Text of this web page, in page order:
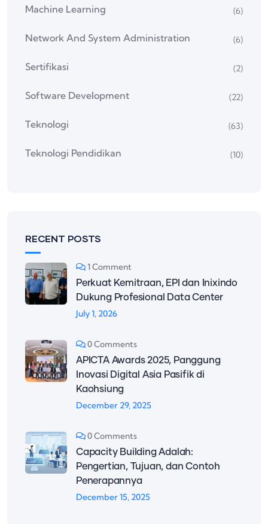
Machine Learning (6)
Network And System Administration (6)
Sertifikasi (2)
Software Development (22)
Teknologi (63)
Teknologi Pendidikan (10)
RECENT POSTS
1 Comment
Perkuat Kemitraan, EPI dan Inixindo
Dukung Profesional Data Center
July 1, 2026
0 Comments
APICTA Awards 2025, Panggung
Inovasi Digital Asia Pasifik di
Kaohsiung
December 29, 2025
0 Comments
Capacity Building Adalah:
Pengertian, Tujuan, dan Contoh
Penerapannya
December 15, 2025